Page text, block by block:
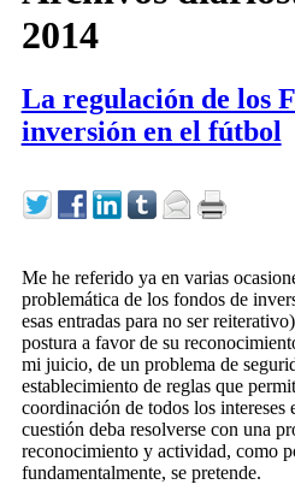
2014
La regulación de los
inversión en el fútbol
Me he referido ya en varias
problemática de los fondos de
esas entradas para no ser
postura a favor de su
mi juicio, de un problema de
establecimiento de reglas que
coordinación de todos los intereses
cuestión deba resolverse con una
reconocimiento y actividad, como
fundamentalmente, se pretende.